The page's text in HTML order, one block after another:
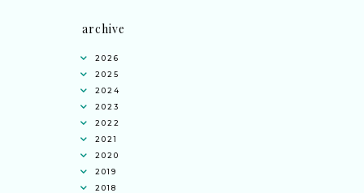
archive
2026
2025
2024
2023
2022
2021
2020
2019
2018